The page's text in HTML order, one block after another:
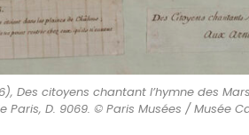
Des citoyens chantant l’hymne des
Paris, D. 9069. © Paris Musées / Musée